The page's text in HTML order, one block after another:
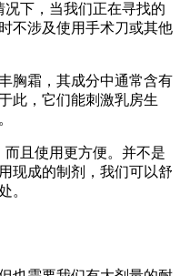
况下，当我们正在寻找的
不涉及使用手术刀或其他
胸霜，其成分中通常含有
此，它们能刺激乳房生
而且使用更方便。并不是
现成的制剂，我们可以舒
。